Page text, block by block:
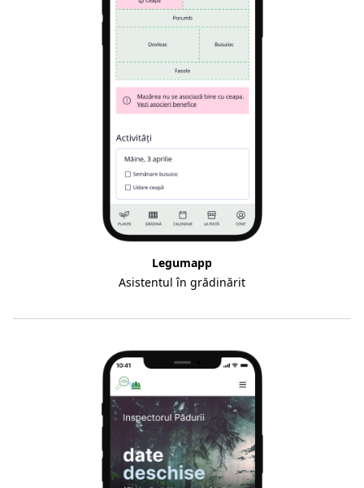
Legumapp
Asistentul în grădinărit